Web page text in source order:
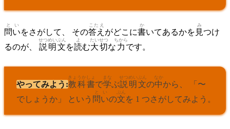
問い
とい
をさがして、 その答え
こたえ
がどこに書
か
いてあるかを 見
み
つけ
るのが、 説明
せつめい
文
ぶん
を読
よ
む大切
たいせつ
な 力
ちから
です。
やってみよう:教科書
きょうかしょ
で学
まな
ぶ説明
せつめい
文
ぶん
の中
なか
から、 「〜
でしょうか」 という 問い
とい
の文
ぶん
を 1 つさがしてみよう。